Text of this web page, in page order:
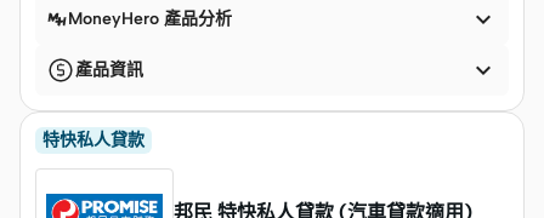
MoneyHero 產品分析 
產品資訊 
特快私人貸款
邦民 特快私人貸款 (汽車貸款適用)